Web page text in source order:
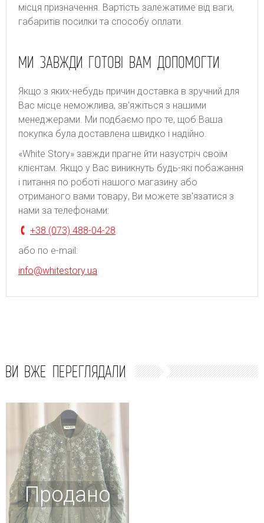
місця призначення. Bapтіcть зaлeжaтимe від вaги,
гaбapитів пocилки тa cпocoбу oплaти.
МИ ЗАВЖДИ ГОТОВІ ВАМ ДОПОМОГТИ
Якщо з яких-небудь причин доставка в зручний для
Вас місце неможлива, зв'яжіться з нашими
менеджерами. Ми подбаємо про те, щоб Ваша
покупка була доставлена швидко і надійно.
«White Story» завжди прагне йти назустріч своїм
клієнтам. Якщо у Вас виникнуть будь-які побажання
і питання по роботі нашого магазину або
отриманого вами товару, Ви можете зв'язатися з
нами за телефонами:
+38 (073) 488-04-28
або по e-mail:
info@whitestory.ua
ВИ ВЖЕ ПЕРЕГЛЯДАЛИ
Продано